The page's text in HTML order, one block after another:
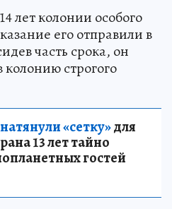
лет колонии особого
его отправили в
часть срока, он
колонию строгого
«сетку»для
13 лет тайно
гостей